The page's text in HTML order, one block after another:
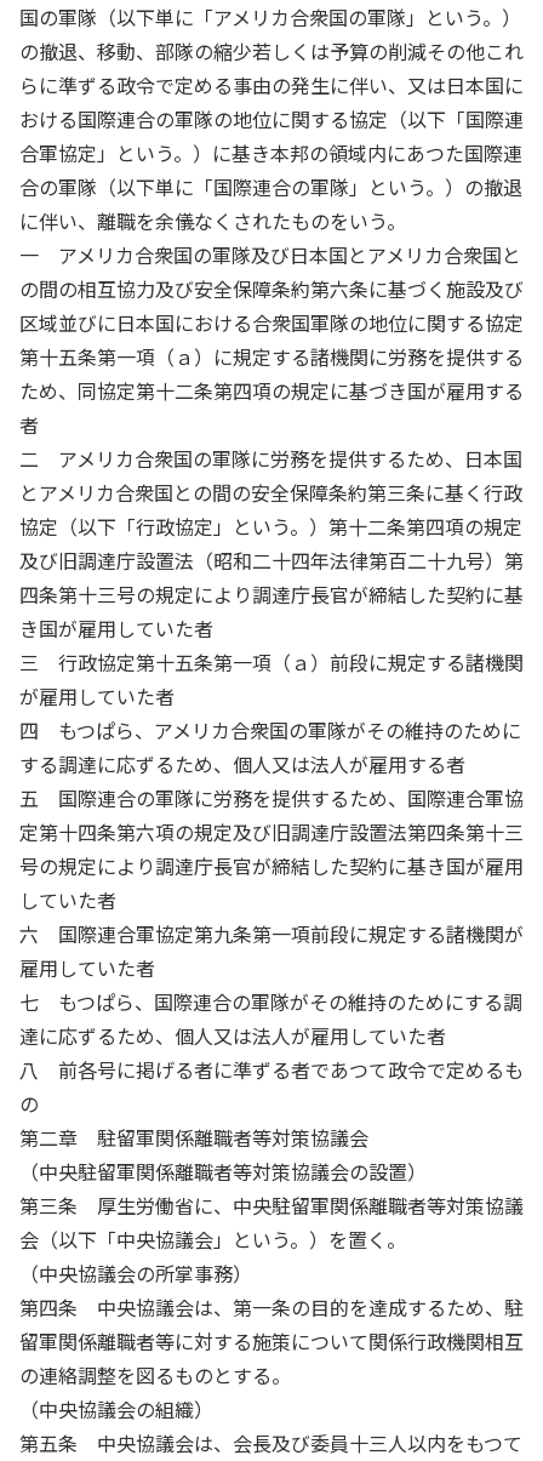
国の軍隊（以下単に「アメリカ合衆国の軍隊」という。）
の撤退、移動、部隊の縮少若しくは予算の削減その他これ
らに準ずる政令で定める事由の発生に伴い、又は日本国に
おける国際連合の軍隊の地位に関する協定（以下「国際連
合軍協定」という。）に基き本邦の領域内にあつた国際連
合の軍隊（以下単に「国際連合の軍隊」という。）の撤退
に伴い、離職を余儀なくされたものをいう。
一 アメリカ合衆国の軍隊及び日本国とアメリカ合衆国と
の間の相互協力及び安全保障条約第六条に基づく施設及び
区域並びに日本国における合衆国軍隊の地位に関する協定
第十五条第一項（ａ）に規定する諸機関に労務を提供する
ため、同協定第十二条第四項の規定に基づき国が雇用する
者
二 アメリカ合衆国の軍隊に労務を提供するため、日本国
とアメリカ合衆国との間の安全保障条約第三条に基く行政
協定（以下「行政協定」という。）第十二条第四項の規定
及び旧調達庁設置法（昭和二十四年法律第百二十九号）第
四条第十三号の規定により調達庁長官が締結した契約に基
き国が雇用していた者
三 行政協定第十五条第一項（ａ）前段に規定する諸機関
が雇用していた者
四 もつぱら、アメリカ合衆国の軍隊がその維持のために
する調達に応ずるため、個人又は法人が雇用する者
五 国際連合の軍隊に労務を提供するため、国際連合軍協
定第十四条第六項の規定及び旧調達庁設置法第四条第十三
号の規定により調達庁長官が締結した契約に基き国が雇用
していた者
六 国際連合軍協定第九条第一項前段に規定する諸機関が
雇用していた者
七 もつぱら、国際連合の軍隊がその維持のためにする調
達に応ずるため、個人又は法人が雇用していた者
八 前各号に掲げる者に準ずる者であつて政令で定めるも
の
第二章 駐留軍関係離職者等対策協議会
（中央駐留軍関係離職者等対策協議会の設置）
第三条 厚生労働省に、中央駐留軍関係離職者等対策協議
会（以下「中央協議会」という。）を置く。
（中央協議会の所掌事務）
第四条 中央協議会は、第一条の目的を達成するため、駐
留軍関係離職者等に対する施策について関係行政機関相互
の連絡調整を図るものとする。
（中央協議会の組織）
第五条 中央協議会は、会長及び委員十三人以内をもつて